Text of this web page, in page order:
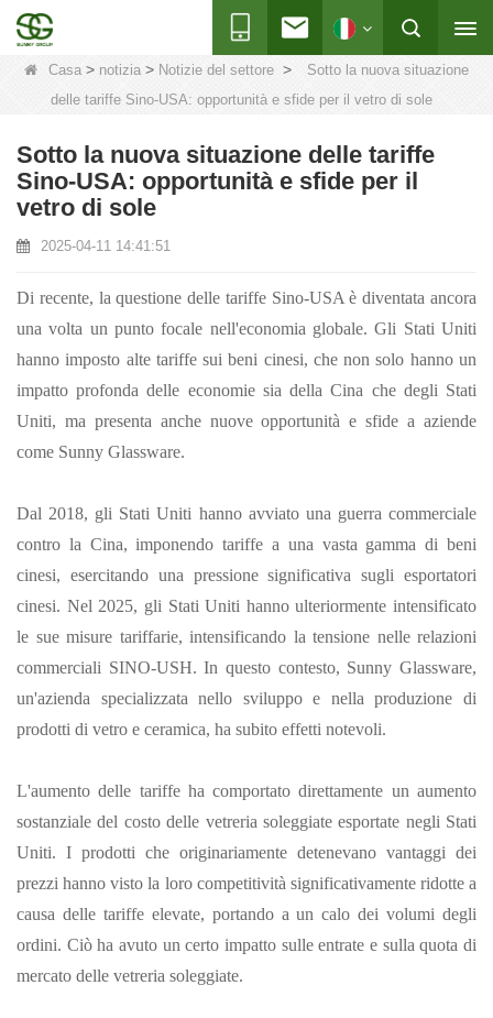
Casa > notizia > Notizie del settore >
Sotto la nuova situazione
delle tariffe Sino-USA: opportunità e sfide per il vetro di sole
Sotto la nuova situazione delle tariffe
Sino-USA: opportunità e sfide per il
vetro di sole
2025-04-11 14:41:51
Di recente, la questione delle tariffe Sino-USA è diventata ancora
una volta un punto focale nell'economia globale. Gli Stati Uniti
hanno imposto alte tariffe sui beni cinesi, che non solo hanno un
impatto profonda delle economie sia della Cina che degli Stati
Uniti, ma presenta anche nuove opportunità e sfide a aziende
come Sunny Glassware.
Dal 2018, gli Stati Uniti hanno avviato una guerra commerciale
contro la Cina, imponendo tariffe a una vasta gamma di beni
cinesi, esercitando una pressione significativa sugli esportatori
cinesi. Nel 2025, gli Stati Uniti hanno ulteriormente intensificato
le sue misure tariffarie, intensificando la tensione nelle relazioni
commerciali SINO-USH. In questo contesto, Sunny Glassware,
un'azienda specializzata nello sviluppo e nella produzione di
prodotti di vetro e ceramica, ha subito effetti notevoli.
L'aumento delle tariffe ha comportato direttamente un aumento
sostanziale del costo delle vetreria soleggiate esportate negli Stati
Uniti. I prodotti che originariamente detenevano vantaggi dei
prezzi hanno visto la loro competitività significativamente ridotte a
causa delle tariffe elevate, portando a un calo dei volumi degli
ordini. Ciò ha avuto un certo impatto sulle entrate e sulla quota di
mercato delle vetreria soleggiate.